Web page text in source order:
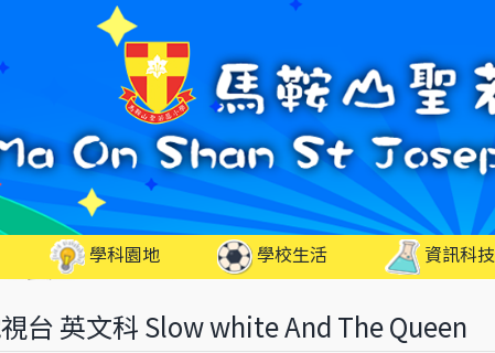
學科園地 學校生活 資訊科技
台 英文科 Slow white And The Queen